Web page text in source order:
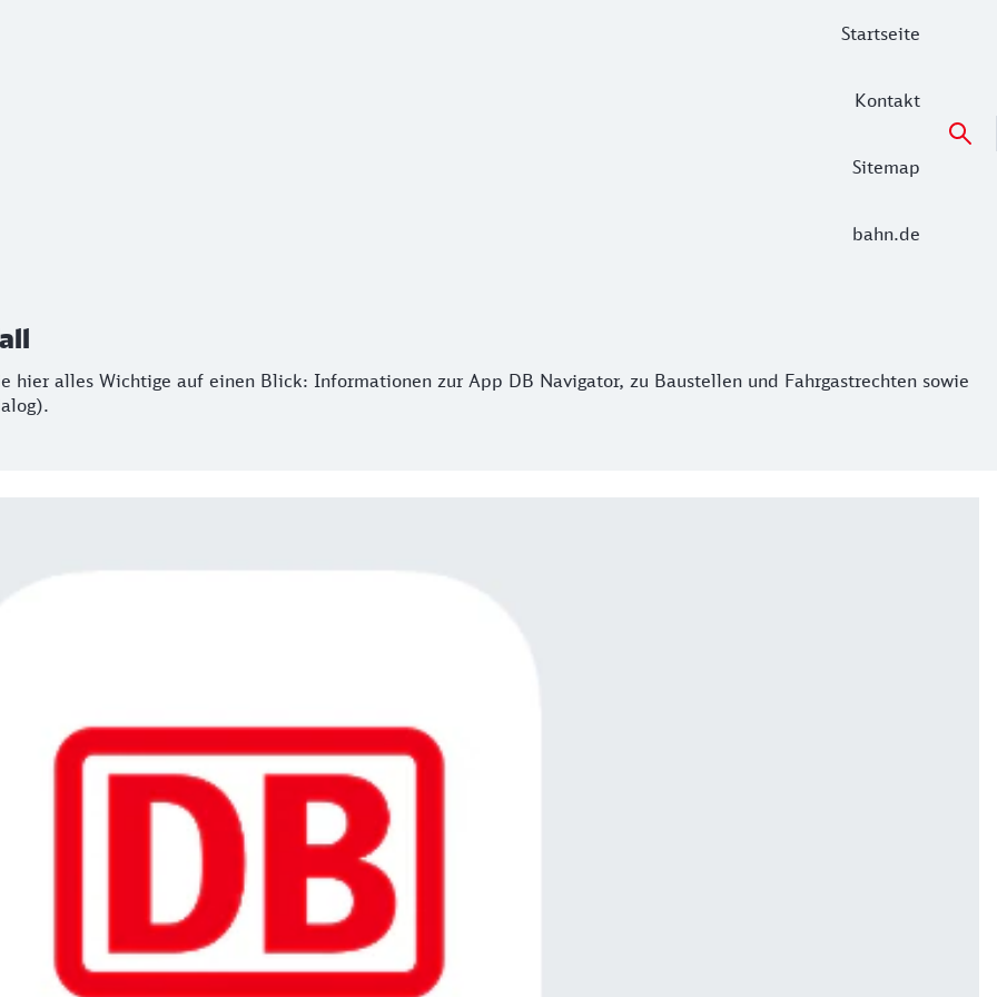
Startseite
Kontakt
Sitemap
bahn.de
alles Wichtige auf einen Blick: Informationen zur App DB Navigator, zu Baustellen und Fahrgastrechten sowie